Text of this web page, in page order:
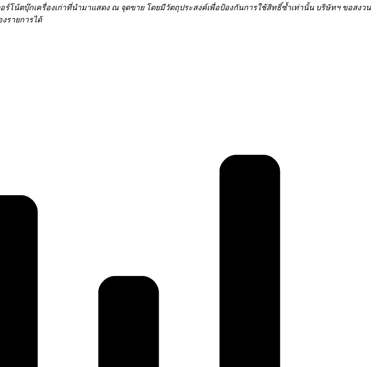
ร์โน้ตบุ๊กเครื่องเก่าที่นำมาแสดง ณ จุดขาย โดยมีวัตถุประสงค์เพื่อป้องกันการใช้สิทธิ์ซ้ำเท่านั้น บริษัทฯ ขอสงวน
รายการได้